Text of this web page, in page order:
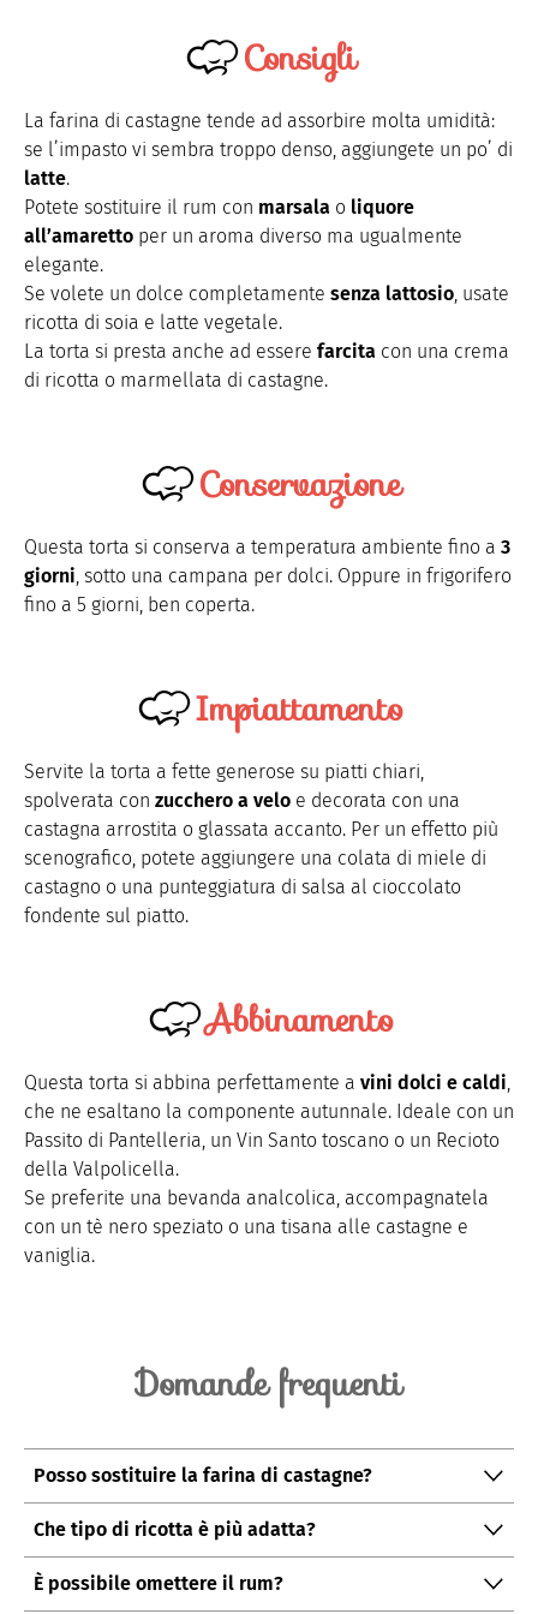
Consigli
La farina di castagne tende ad assorbire molta umidità:
se l’impasto vi sembra troppo denso, aggiungete un po’ di
latte.
Potete sostituire il rum con marsala o liquore
all’amaretto per un aroma diverso ma ugualmente
elegante.
Se volete un dolce completamente senza lattosio, usate
ricotta di soia e latte vegetale.
La torta si presta anche ad essere farcita con una crema
di ricotta o marmellata di castagne.
Conservazione
Questa torta si conserva a temperatura ambiente fino a 3
giorni, sotto una campana per dolci. Oppure in frigorifero
fino a 5 giorni, ben coperta.
Impiattamento
Servite la torta a fette generose su piatti chiari,
spolverata con zucchero a velo e decorata con una
castagna arrostita o glassata accanto. Per un effetto più
scenografico, potete aggiungere una colata di miele di
castagno o una punteggiatura di salsa al cioccolato
fondente sul piatto.
Abbinamento
Questa torta si abbina perfettamente a vini dolci e caldi,
che ne esaltano la componente autunnale. Ideale con un
Passito di Pantelleria, un Vin Santo toscano o un Recioto
della Valpolicella.
Se preferite una bevanda analcolica, accompagnatela
con un tè nero speziato o una tisana alle castagne e
vaniglia.
Domande frequenti
Posso sostituire la farina di castagne?
Meglio di no: è quella che dà alla torta il suo
caratteristico sapore. Tuttavia, potete mescolarla con
farina di riso o farina 00(in rapporto 70/30) se volete
Che tipo di ricotta è più adatta?
Usate una
ricotta ben asciutta e cremosa
preferibilmente vaccina. Se è troppo umida, scolatela
È possibile omettere il rum?